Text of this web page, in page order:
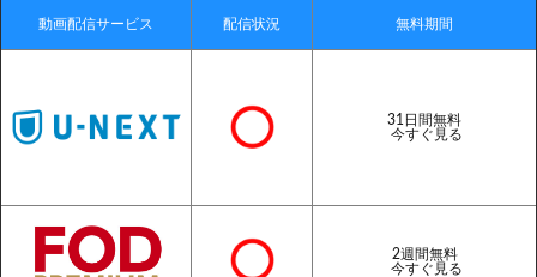
動画配信サービス 配信状況 無料期間
31日間無料
今すぐ見る
2週間無料
今すぐ見る